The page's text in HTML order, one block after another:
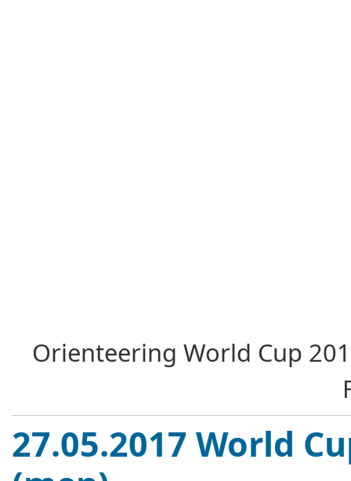
Orienteering World Cup
27.05.2017 World